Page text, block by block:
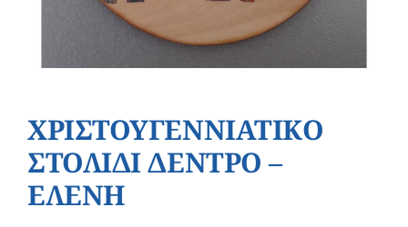
ΧΡΙΣΤΟΥΓΕΝΝΙΑΤΙΚΟ
ΣΤΟΛΙΔΙ ΔΕΝΤΡΟ –
ΕΛΕΝΗ